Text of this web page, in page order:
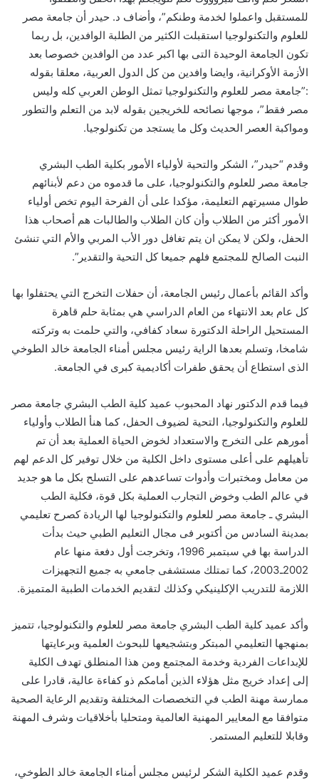
للمستقبل واعملوا لخدمة وطنكم”، وأضاف د. حيدر أن جامعة مصر
للعلوم والتكنولوجيا استقبلت الكثير من الطلبة الوافدين، بل ربما
تكون الجامعة الوحيدة التى بها اكبر عدد من الوافدين خصوصا بعد
الأزمة الأوكرانية، وايضا وافدين من كل الدول العربية، معلقا بقوله
:”جامعة مصر للعلوم والتكنولوجيا تمثل الوطن العربي كله وليس
مصر فقط”، موجها نصائحه للخريجين بقوله لابد من التعلم والتطور
ومواكبة العصر الحديث وكل ما يستجد من تكنولوجيا.
وقدم “حيدر”، الشكر والتحية لأولياء الأمور بكلية الطب البشري
جامعة مصر للعلوم والتكنولوجيا، على ما قدموه من دعم لأبنائهم
طوال مسيرتهم التعليمة، مؤكدا على أن الفرحة اليوم تخص أولياء
الأمور أكثر من الطلاب وأن كان الطلاب والطالبات هم أصحاب هذا
الحفل، ولكن لا يمكن ان يتم تغافل دور الأب المربي والأم التي تنشئ
النبت الصالح للمجتمع فلهم جميعا كل التحية والتقدير”.
وأكد القائم بأعمال رئيس الجامعة، أن حفلات التخرج التي يحتفلوا بها
كل عام بعد الانتهاء من العام الدراسي هي بمثابة حلم قاهرة
المستحيل الراحلة الدكتورة سعاد كفافي، والتي حلمت به وتركته
شامخا، وتسلم بعدها الراية رئيس مجلس أمناء الجامعة خالد الطوخي
الذى استطاع أن يحقق طفرات أكاديمية كبرى في الجامعة.
فيما قدم الدكتور نهاد المحبوب عميد كلية الطب البشري جامعة مصر
للعلوم والتكنولوجيا، التحية لضيوف الحفل، كما هنأ الطلاب وأولياء
أمورهم على التخرج والاستعداد لخوض الحياة العملية بعد أن تم
تأهيلهم على أعلى مستوى داخل الكلية من خلال توفير كل الدعم لهم
من معامل ومختبرات وأدوات تساعدهم على التسلح بكل ما هو جديد
في عالم الطب وخوض التجارب العملية بكل قوة، فكلية الطب
البشري ـ جامعة مصر للعلوم والتكنولوجيا لها الريادة كصرح تعليمي
بمدينة السادس من أكتوبر فى مجال التعليم الطبي حيث بدأت
الدراسة بها في سبتمبر 1996، وتخرجت أول دفعة منها عام
2002ـ2003، كما تمتلك مستشفى جامعي به جميع التجهيزات
اللازمة للتدريب الإكلينيكي وكذلك لتقديم الخدمات الطبية المتميزة.
وأكد عميد كلية الطب البشري جامعة مصر للعلوم والتكنولوجيا، تتميز
بمنهجها التعليمي المبتكر وبتشجيعها للبحوث العلمية وبرعايتها
للإبداعات الفردية وخدمة المجتمع ومن هذا المنطلق تهدف الكلية
إلى إعداد خريج مثل هؤلاء الذين أمامكم ذو كفاءة عالية، قادرا على
ممارسة مهنة الطب في التخصصات المختلفة وتقديم الرعاية الصحية
متوافقا مع المعايير المهنية العالمية ومتحليا بأخلاقيات وشرف المهنة
وقابلا للتعليم المستمر.
وقدم عميد الكلية الشكر لرئيس مجلس أمناء الجامعة خالد الطوخي،